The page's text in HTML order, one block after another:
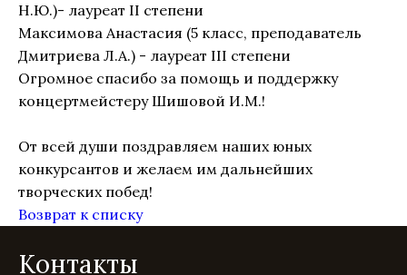
Н.Ю.)- лауреат II степени
Максимова Анастасия (5 класс, преподаватель
Дмитриева Л.А.) - лауреат III степени
Огромное спасибо за помощь и поддержку
концертмейстеру Шишовой И.М.!
От всей души поздравляем наших юных
конкурсантов и желаем им дальнейших
творческих побед!
Возврат к списку
Контакты